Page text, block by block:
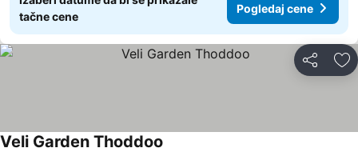
tačne cene
Pogledaj cene
Deli
Veli Garden Thoddoo